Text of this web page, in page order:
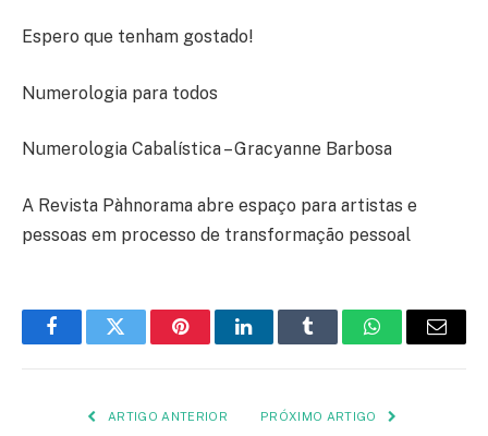
Espero que tenham gostado!
Numerologia para todos
Numerologia Cabalística – Gracyanne Barbosa
A Revista Pàhnorama abre espaço para artistas e
pessoas em processo de transformação pessoal
FacebookTwitter PinterestLinkedInTumblr WhatsApp
E-
ARTIGO ANTERIOR PRÓXIMO ARTIGO